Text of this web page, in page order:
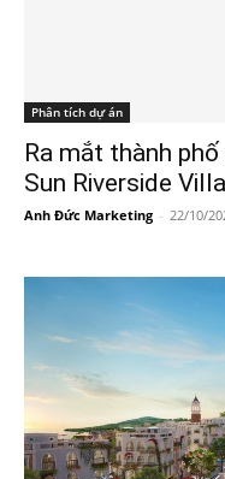
Phân tích dự án
Ra mắt thành
Sun Riverside
Anh Đức Marketing - 22/10/